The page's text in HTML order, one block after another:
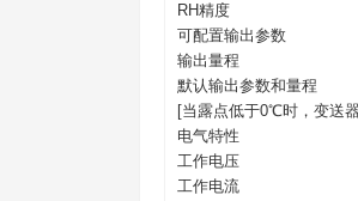
RH精度
可配置输出参数
输出量程
默认输出参数和量
[当露点低于0℃时，变送
电气特性
工作电压
工作电流